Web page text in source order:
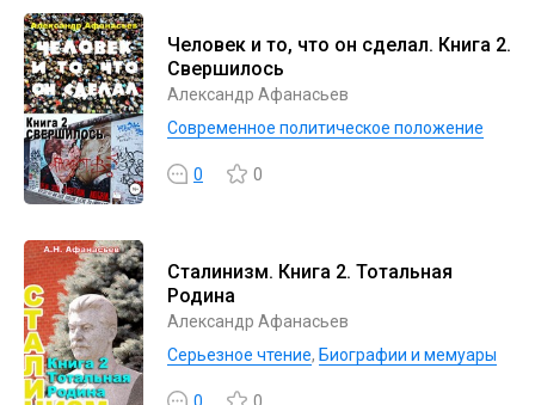
Человек и то, что он сделал. Книга 2.
Свершилось
Александр Афанасьев
Современное политическое положение
0 0
Сталинизм. Книга 2. Тотальная
Родина
Александр Афанасьев
Серьезное чтение, Биографии и мемуары
0 0